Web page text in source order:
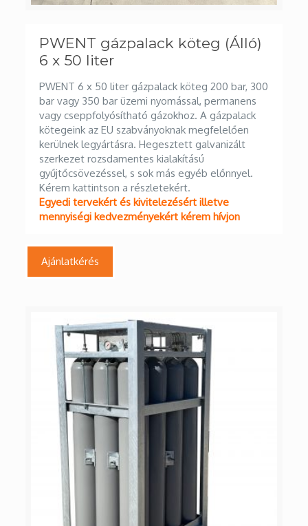
PWENT gázpalack köteg (Álló)
PWENT 6 x 50 liter gázpalack köteg 200 bar, 300
bar vagy 350 bar üzemi nyomással, permanens
vagy cseppfolyósítható gázokhoz. A gázpalack
kötegeink az EU szabványoknak megfelelően
kerülnek legyártásra. Hegesztett galvanizált
szerkezet rozsdamentes kialakítású
gyűjtőcsövezéssel, s sok más egyéb előnnyel.
Kérem kattintson a részletekért.
Egyedi tervekért és kivitelezésért illetve
mennyiségi kedvezményekért kérem hívjon